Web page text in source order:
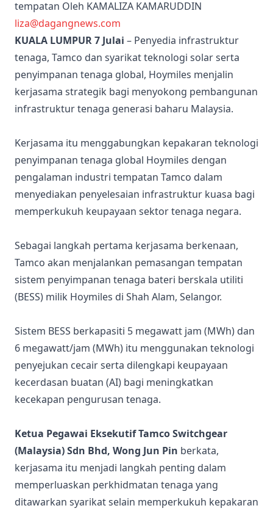
tempatan Oleh KAMALIZA KAMARUDDIN
liza@dagangnews.com
KUALA LUMPUR 7 Julai – Penyedia infrastruktur
tenaga, Tamco dan syarikat teknologi solar serta
penyimpanan tenaga global, Hoymiles menjalin
kerjasama strategik bagi menyokong pembangunan
infrastruktur tenaga generasi baharu Malaysia.
Kerjasama itu menggabungkan kepakaran teknologi
penyimpanan tenaga global Hoymiles dengan
pengalaman industri tempatan Tamco dalam
menyediakan penyelesaian infrastruktur kuasa bagi
memperkukuh keupayaan sektor tenaga negara.
Sebagai langkah pertama kerjasama berkenaan,
Tamco akan menjalankan pemasangan tempatan
sistem penyimpanan tenaga bateri berskala utiliti
(BESS) milik Hoymiles di Shah Alam, Selangor.
Sistem BESS berkapasiti 5 megawatt jam (MWh) dan
6 megawatt/jam (MWh) itu menggunakan teknologi
penyejukan cecair serta dilengkapi keupayaan
kecerdasan buatan (AI) bagi meningkatkan
kecekapan pengurusan tenaga.
Ketua Pegawai Eksekutif Tamco Switchgear
(Malaysia) Sdn Bhd, Wong Jun Pin berkata,
kerjasama itu menjadi langkah penting dalam
memperluaskan perkhidmatan tenaga yang
ditawarkan syarikat selain memperkukuh kepakaran